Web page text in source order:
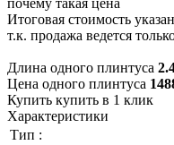
Итоговая стоимость
т.к. продажа ведется
Длина одного плинтуса
Цена одного плинтуса
Купить купить в 1 клик
Характеристики
Тип :